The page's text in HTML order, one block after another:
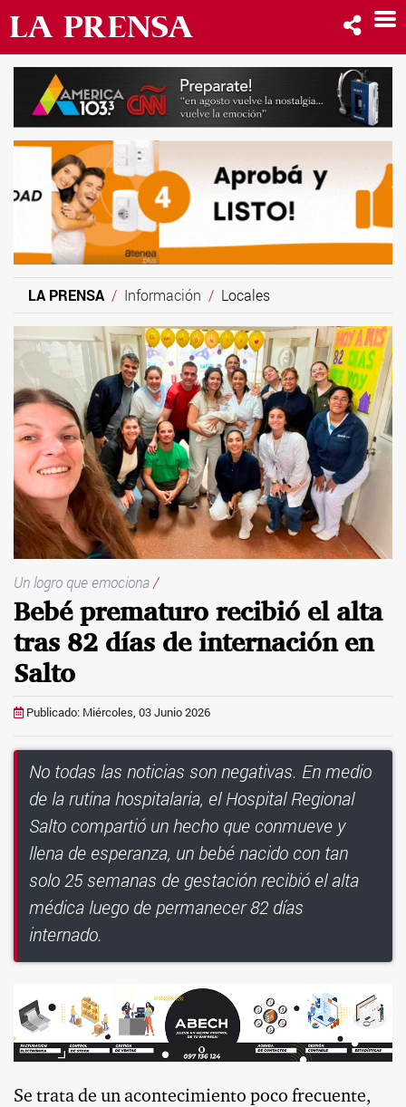
LA PRENSA Información Locales
Un logro que emociona/
Bebé prematuro recibió el alta
tras 82 días de internación en
Salto
Publicado: Miércoles, 03 Junio 2026
No todas las noticias son negativas. En medio
de la rutina hospitalaria, el Hospital Regional
Salto compartió un hecho que conmueve y
llena de esperanza, un bebé nacido con tan
solo 25 semanas de gestación recibió el alta
médica luego de permanecer 82 días
internado.
Se trata de un acontecimiento poco frecuente,